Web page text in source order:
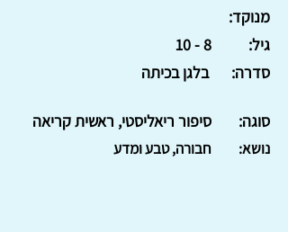
מנוקד:
8 - 10
גיל:
בלגן בכיתה
סדרה:
סיפור ריאליסטי, ראשית קריאה סוגה:
חבורה, טבע ומדע נושא: